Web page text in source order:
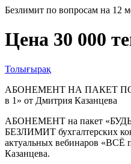
Безлимит по вопросам на 12
Цена 30 000
Толығырақ
АБОНЕМЕНТ НА ПАКЕТ
в 1» от Дмитрия Казанцева
АБОНЕМЕНТ на пакет
БЕЗЛИМИТ бухгалтерских
актуальных вебинаров «ВСЁ
Казанцева.